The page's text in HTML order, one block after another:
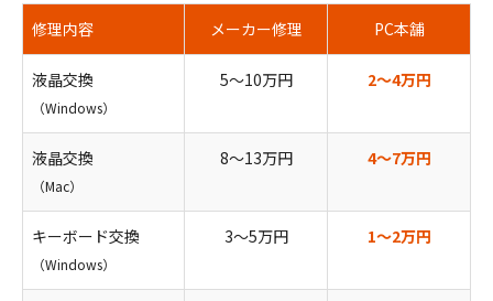
修理内容 メーカー修理 PC本舗
液晶交換
（Windows）
5〜10万円 2〜4万円
液晶交換
（Mac）
8〜13万円 4〜7万円
キーボード交換
（Windows）
3〜5万円 1〜2万円